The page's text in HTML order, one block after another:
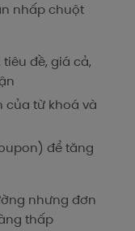
nhấp chuột
đề, giá cả,
của từ khoá và
để tăng
nhưng đơn
thấp